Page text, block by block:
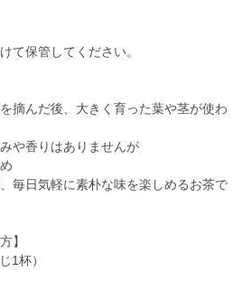
て保管してください。
摘んだ後、大きく育った葉や茎が使わ
や香りはありませんが
毎日気軽に素朴な味を楽しめるお茶で
】
1杯）